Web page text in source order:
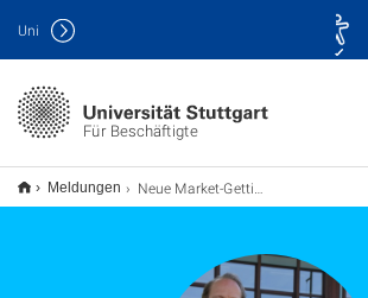
Für Beschäftigte
Uni
Meldungen Neue Market-Getting-Unit TTI